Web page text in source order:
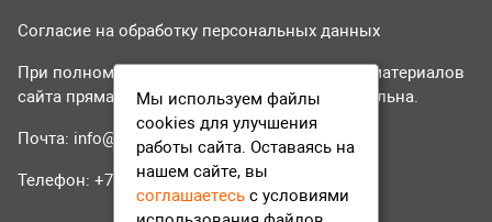
Согласие на обработку персональных данных
При полном или частичном использовании материалов
сайта прямая гиперссылка на tvr24.tv обязательна.
Почта: info@tvr24.tv
Телефон: +7 (496) 551-04-95
Мы используем файлы
cookies для улучшения
работы сайта. Оставаясь на
нашем сайте, вы
соглашаетесь с условиями